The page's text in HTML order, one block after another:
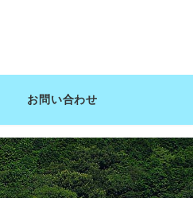
お問い合わせ